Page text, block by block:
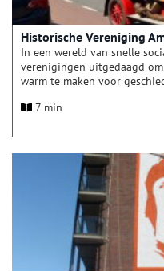
Historische Vereniging
In een wereld van snelle
verenigingen uitgedaagd
warm te maken voor
7 min